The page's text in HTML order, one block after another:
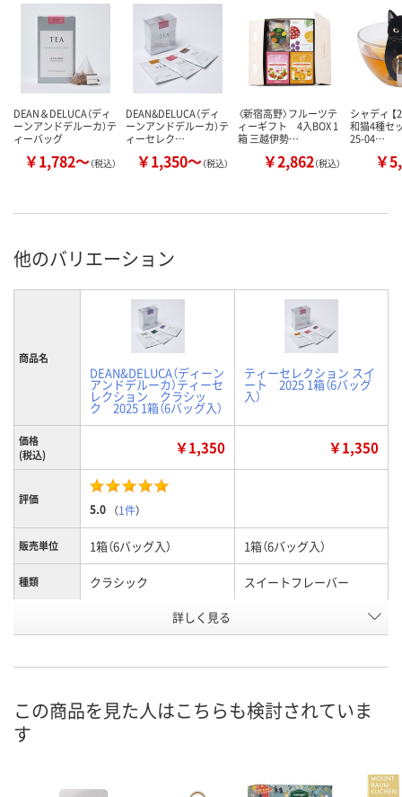
DEAN＆DELUCA（ディ
ーンアンドデルーカ）テ
ィーバッグ
￥1,782～（税込）
DEAN&DELUCA（ディ
ーンアンドデルーカ）テ
ィーセレク…
￥1,350～（税込）
〈新宿高野〉フルーツテ
ィーギフト 4入BOX 1
箱 三越伊勢…
￥2,862（税込）
シャディ 【
和猫4種セ
25-04…
￥
他のバリエーション
商品名
DEAN&DELUCA（ディーン
アンドデルーカ）ティーセ
レクション クラシッ
ク 2025 1箱（6バッグ入）
ティーセレクション スイ
ート 2025 1箱（6バッグ
入）
価格
(税込)
￥1,350 ￥1,350
評価
5.0 （1件）
販売単位 1箱（6バッグ入） 1箱（6バッグ入）
種類 クラシック スイートフレーバー
17g(3g×4、2.5g×2)
お届け日 8月8日（土） 8月8日（土）
詳しく見る
この商品を見た人はこちらも検討されていま
す